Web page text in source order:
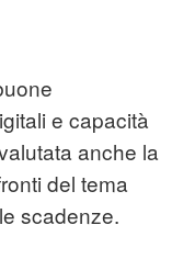
e capacità
anche la
del tema
scadenze.